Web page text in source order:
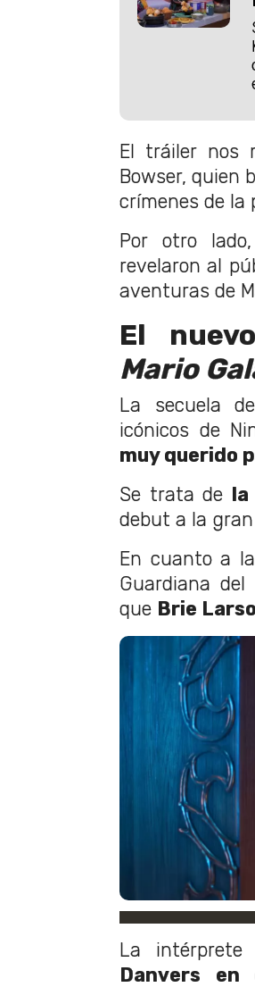
El tráiler nos
Bowser, quien
crímenes de la
Por otro
revelaron al
aventuras de
El
Mario
La secuela
icónicos de
muy querido
Se trata de la
debut a la
En cuanto a
Guardiana
que Brie
La intérprete
Danvers en